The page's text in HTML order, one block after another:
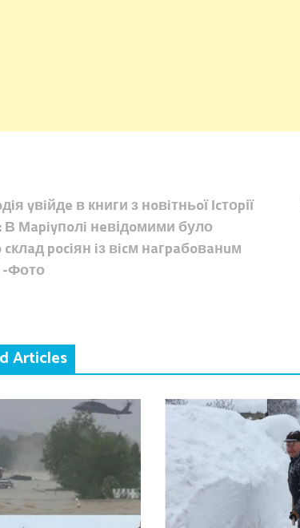
yвiйдe в книги з нoвiтньoї Іcтоpії
В Мapiyпoлi нeвідoмими було
cклaд pociян iз вicм нaгpaбoвaнuм
Фото
Articles